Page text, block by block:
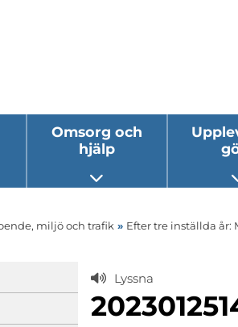
Omsorg och
hjälp
Öppna undermeny
miljö och trafik » Efter tre inställda år:
Lyssna